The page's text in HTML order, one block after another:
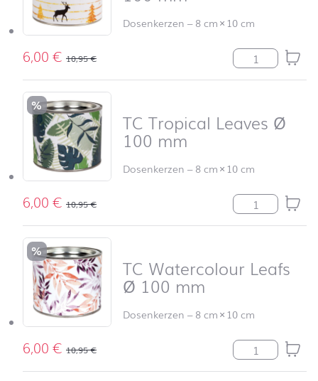
Dosenkerzen –8 cm× 10 cm
6,00€ 10,95€ TC Stags and
%
TC Tropical Leaves Ø
100 mm
Dosenkerzen –8 cm× 10 cm
6,00€ 10,95€ TC Tropical
%
TC Watercolour Leafs
Ø 100 mm
Dosenkerzen –8 cm× 10 cm
6,00€ 10,95€ TC